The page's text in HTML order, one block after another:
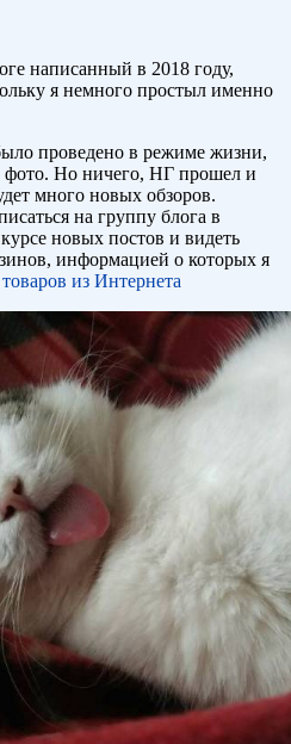
написанный в 2018 году,
я немного простыл именно
проведено в режиме жизни,
Но ничего, НГ прошел и
много новых обзоров.
на группу блога в
новых постов и видеть
информацией о которых я
из Интернета